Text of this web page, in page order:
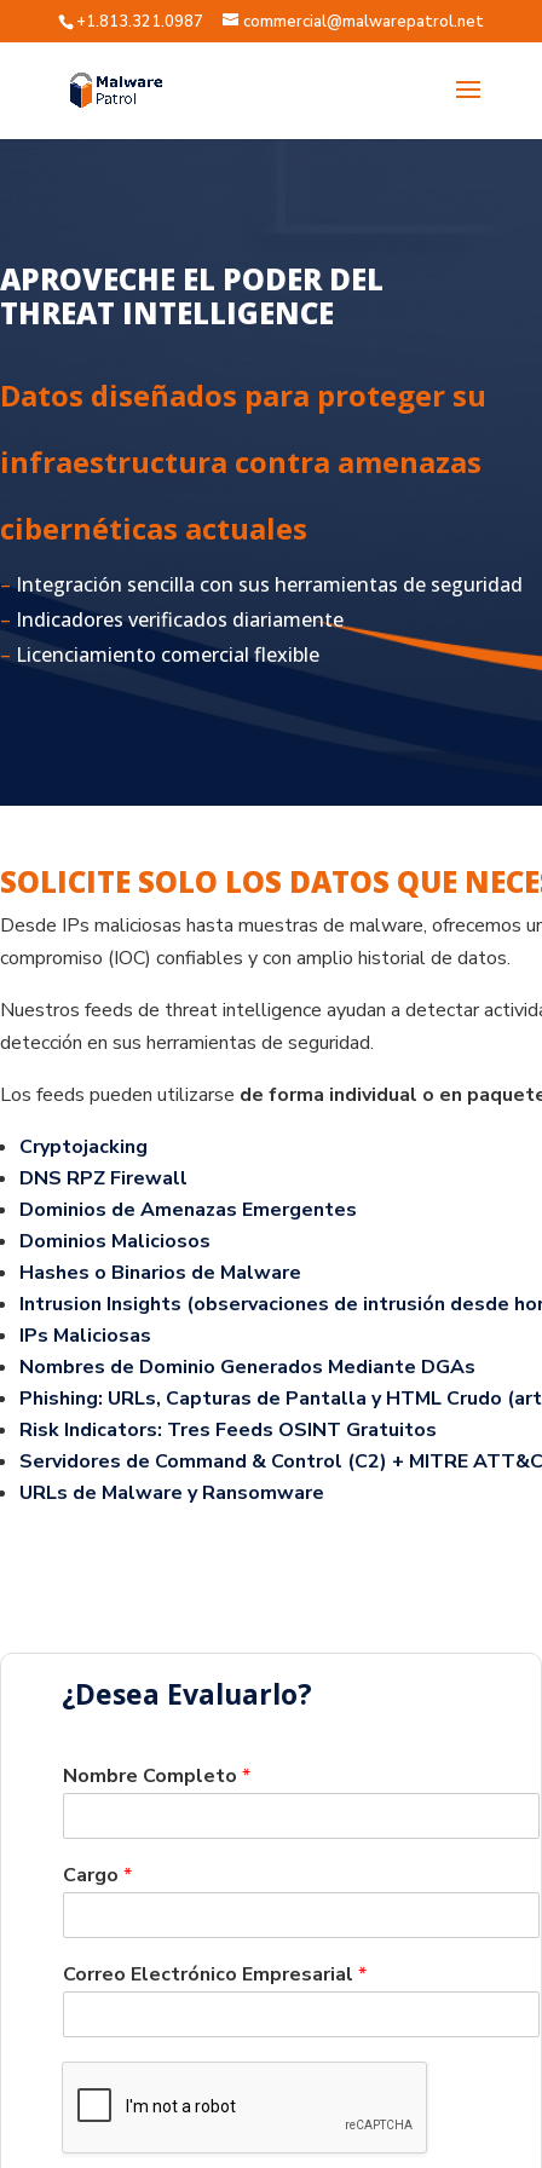
+1.813.321.0987 commercial@malwarepatrol.net
APROVECHE EL PODER DEL
THREAT INTELLIGENCE
Datos diseñados para proteger su
infraestructura contra amenazas
cibernéticas actuales
–Integración sencilla con sus herramientas de seguridad
– Indicadores verificados diariamente
– Licenciamiento comercial flexible
SOLICITE SOLO LOS DATOS QUE
Desde IPs maliciosas hasta muestras de malware, ofrecemos
compromiso (IOC) confiables y con amplio historial de datos.
Nuestros feeds de threat intelligence ayudan a detectar
detección en sus herramientas de seguridad.
Los feeds pueden utilizarse de forma individual o en
Cryptojacking
DNS RPZ Firewall
Dominios de Amenazas Emergentes
Dominios Maliciosos
Hashes o Binarios de Malware
Intrusion Insights (observaciones de intrusión desde
IPs Maliciosas
Nombres de Dominio Generados Mediante DGAs
Phishing: URLs, Capturas de Pantalla y HTML Crudo
Risk Indicators: Tres Feeds OSINT Gratuitos
Servidores de Command & Control (C2) + MITRE
URLs de Malware y Ransomware
¿Desea Evaluarlo?
Nombre Completo *
Cargo *
*
E
e
c
n
Correo Electrónico Empresarial *